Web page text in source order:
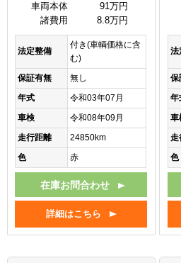
車両本体
91万円
諸費用
8.8万円
法定整備
付き(車輌価格に含
む)
保証有無
無し
年式
令和03年07月
車検
令和08年09月
走行距離
24850km
色
赤
在庫お問合わせ
詳細はこちら
法
保
年
車
走
色